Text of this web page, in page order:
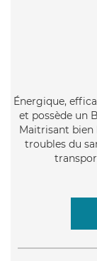
Énergique,
et possède un
Maitrisant bien
troubles du